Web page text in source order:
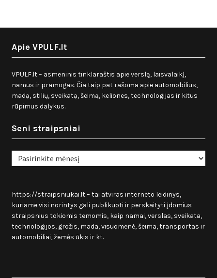
Apie VPULF.lt
VPULF.lt – asmeninis tinklaraštis apie verslą, laisvalaikį,
namus ir pramogas. Čia taip pat rašoma apie automobilius,
madą, stilių, sveikatą, šeimą, keliones, technologijas ir kitus
rūpimus dalykus.
Seni straipsniai
Seni
straipsniai
https://straipsniukai.lt– tai atviras interneto leidinys,
kuriame visi norintys gali publikuoti ir perskaityti įdomius
straipsnius tokiomis temomis, kaip namai, verslas, sveikata,
technologijos, grožis, mada, visuomenė, šeima, transportas ir
automobiliai, žemės ūkis ir kt.